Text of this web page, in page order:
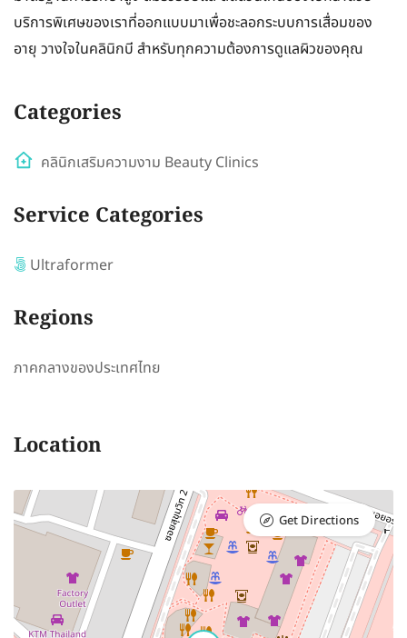
บริการพิเศษของเราที่ออกแบบมาเพื่อชะลอกระบบการเสื่อมของ
อายุ วางใจในคลินิกบี สำหรับทุกความต้องการดูแลผิวของคุณ
Categories
คลินิกเสริมความงาม Beauty Clinics
Service Categories
Ultraformer
Regions
ภาคกลางของประเทศไทย
Location
Get Directions